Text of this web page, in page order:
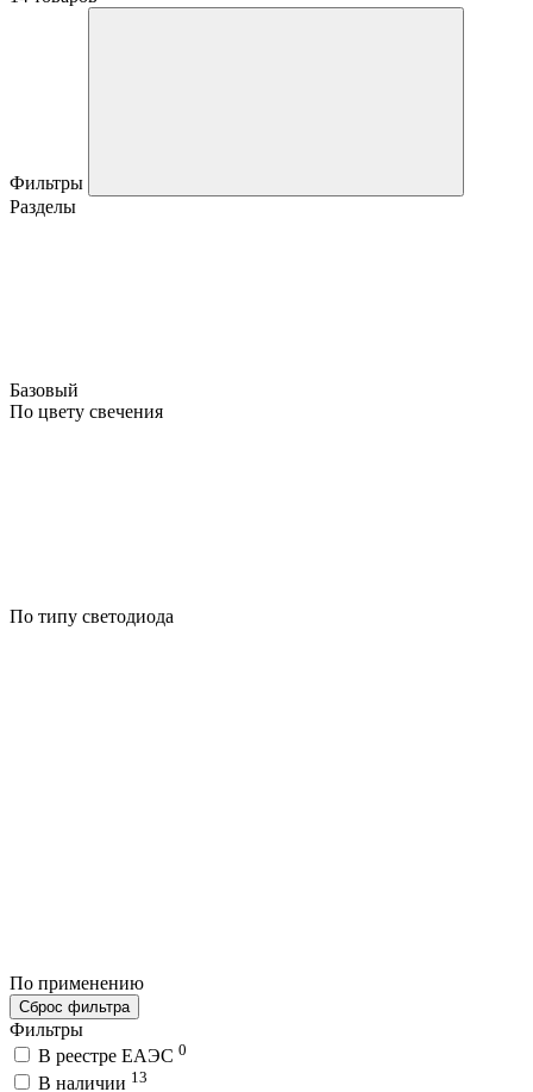
Фильтры
Разделы
Базовый
По цвету свечения
По типу светодиода
По применению
Сброс фильтра
Фильтры
В реестре ЕАЭС 0
В наличии 13